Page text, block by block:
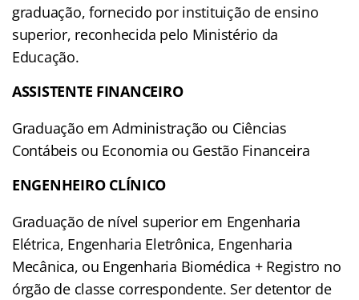
graduação, fornecido por instituição de ensino
superior, reconhecida pelo Ministério da
Educação.
ASSISTENTE FINANCEIRO
Graduação em Administração ou Ciências
Contábeis ou Economia ou Gestão Financeira
ENGENHEIRO CLÍNICO
Graduação de nível superior em Engenharia
Elétrica, Engenharia Eletrônica, Engenharia
Mecânica, ou Engenharia Biomédica + Registro no
órgão de classe correspondente. Ser detentor de